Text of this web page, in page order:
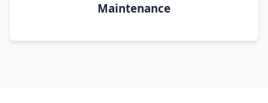
Maintenance